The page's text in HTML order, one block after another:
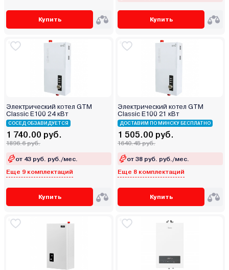
Купить Купить
Электрический котел GTM
Classic E100 24 кВт
СОСЕД ОБЗАВИДУЕТСЯ
1 740.00 руб.
1896.6 руб.
от 43 руб. руб./мес.
Еще 9 комплектаций
Купить
Электрический котел GTM
Classic E100 21 кВт
ДОСТАВИМ ПО МИНСКУ БЕСПЛАТНО
1 505.00 руб.
1640.45 руб.
от 38 руб. руб./мес.
Еще 8 комплектаций
Купить